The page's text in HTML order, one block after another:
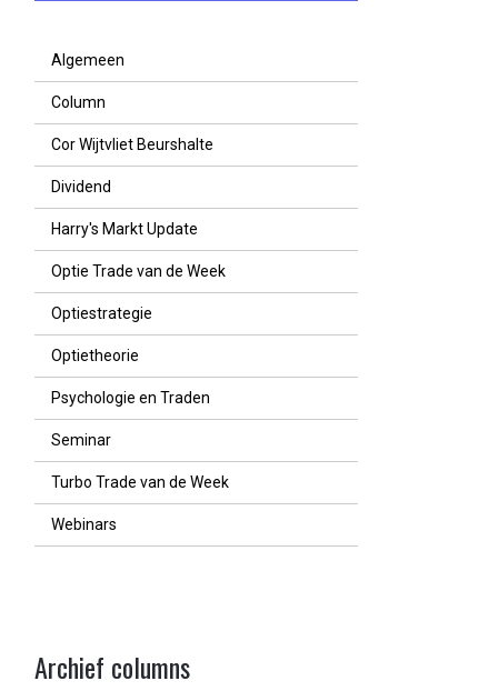
Algemeen
Column
Cor Wijtvliet Beurshalte
Dividend
Harry's Markt Update
Optie Trade van de Week
Optiestrategie
Optietheorie
Psychologie en Traden
Seminar
Turbo Trade van de Week
Webinars
Archief columns